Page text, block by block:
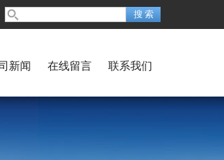
新闻 在线留言 联系我们